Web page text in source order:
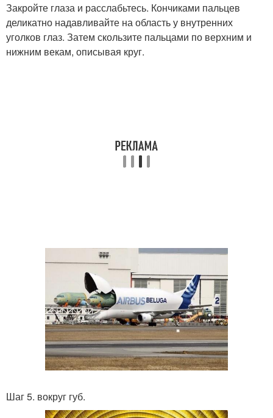
Закройте глаза и расслабьтесь. Кончиками пальцев
деликатно надавливайте на область у внутренних
уголков глаз. Затем скользите пальцами по верхним и
нижним векам, описывая круг.
Шаг 5. вокруг губ.